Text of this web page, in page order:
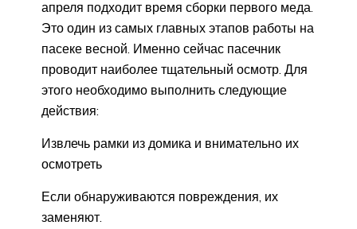
апреля подходит время сборки первого меда.
Это один из самых главных этапов работы на
пасеке весной. Именно сейчас пасечник
проводит наиболее тщательный осмотр. Для
этого необходимо выполнить следующие
действия:
Извлечь рамки из домика и внимательно их
осмотреть
Если обнаруживаются повреждения, их
заменяют.